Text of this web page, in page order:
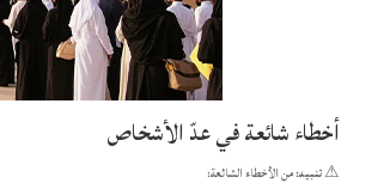
أخطاء شائعة في عدّ الأشخاص
⚠تنبيه:من الأخطاء الشائعة:​